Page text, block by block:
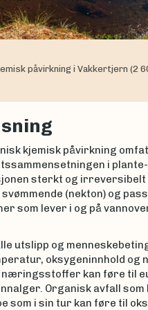
påvirkning i Vakkertjern (2
kjemisk påvirkning
i
sterkt og
(nekton) og
som lever i og på
utslipp og
oksygeninnhold og
næringsstoffer kan føre til
Organisk avfall som
som i sin tur kan føre til